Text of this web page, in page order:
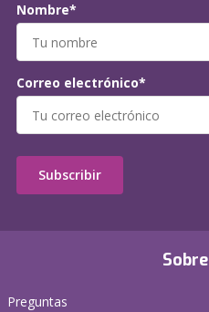
Preguntas
Nombre*
Correo electrónico*
Subscribir